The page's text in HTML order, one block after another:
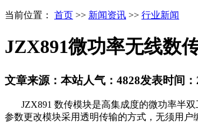
当前位置： 首页 >> 新闻资讯 >> 行业新闻
JZX891微功率无线数
文章来源：本站人气：4828发表时间：
JZX891 数传模块是高集成度的微功率半双
参数更改模块采用透明传输的方式，无须用户